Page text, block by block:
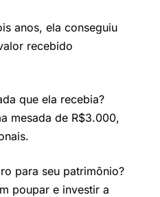
anos, ela conseguiu
recebido
que ela recebia?
mesada de R$3.000,
para seu patrimônio?
poupar e investir a